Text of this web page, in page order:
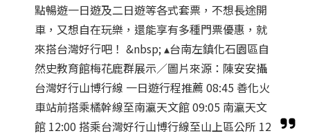
點暢遊一日遊及二日遊等各式套票，不想長途開
車，又想自在玩樂，還能享有多種門票優惠，就
來搭台灣好行吧！ &nbsp; ▴台南左鎮化石園區自
然史教育館梅花鹿群展示／圖片來源：陳安安攝
台灣好行山博行線 一日遊行程推薦 08:45 善化火
車站前搭乘橘幹線至南瀛天文館 09:05 南瀛天文
館 12:00 搭乘台灣好行山博行線至山上區公所 12